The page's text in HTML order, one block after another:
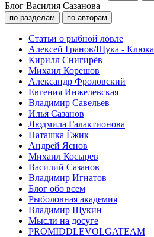
Блог Василия Сазанова
по разделам по авторам
Статьи о рыбной ловле
Алексей Гранов/Щука - Клюка
Кирилл Снигирёв
Михаил Корешов
Александр Фроловский
Евгения Инжелевская
Владимир Савельев
Илья Сазанов
Людмила Галактионова
Наташка Ёжик
Андрей Яснов
Михаил Косырев
Василий Сазанов
Владимир Игнатов
Блог обо всем
Рыболовная академия
Владимир Щукин
Мысли на досуге
PROMIDDLEVOLGATEAM